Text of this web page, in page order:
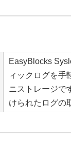
EasyBlocks
ィックログを手
ニストレージで
けられたログの